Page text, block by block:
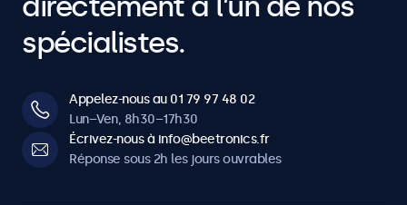
spécialistes.
Appelez-nous au 01 79 97 48 02
Lun–Ven, 8h30–17h30
Écrivez-nous à info@beetronics.fr
Réponse sous 2h les jours ouvrables